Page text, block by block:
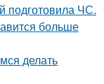
подготовила ЧС.
больше
делать